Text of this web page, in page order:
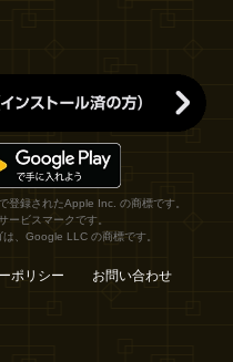
録されたApple Inc. の商標です。
ビスマークです。
、Google LLC の商標です。
ポリシー お問い合わせ